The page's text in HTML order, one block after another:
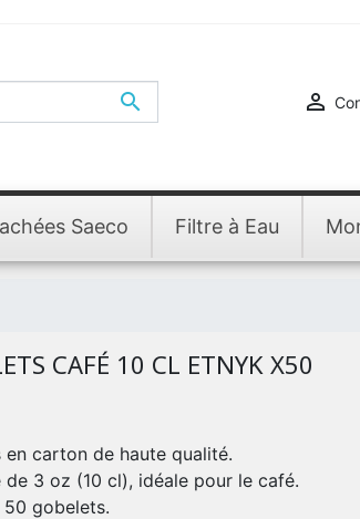
 
Saeco Filtre à Eau
CAFÉ 10 CL ETNYK X50
en carton de haute qualité.
de 3 oz (10 cl), idéale pour le café.
50 gobelets.